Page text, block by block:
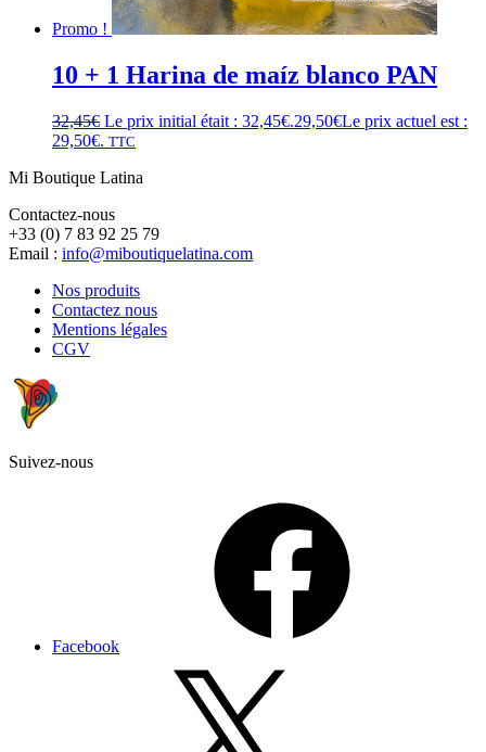
Promo !
10 + 1 Harina de maíz blanco PAN
32,45€ Le prix initial était : 32,45€.29,50€Le prix actuel est :
29,50€. TTC
Mi Boutique Latina
Contactez-nous
+33 (0) 7 83 92 25 79
Email : info@miboutiquelatina.com
Nos produits
Contactez nous
Mentions légales
CGV
Suivez-nous
Facebook